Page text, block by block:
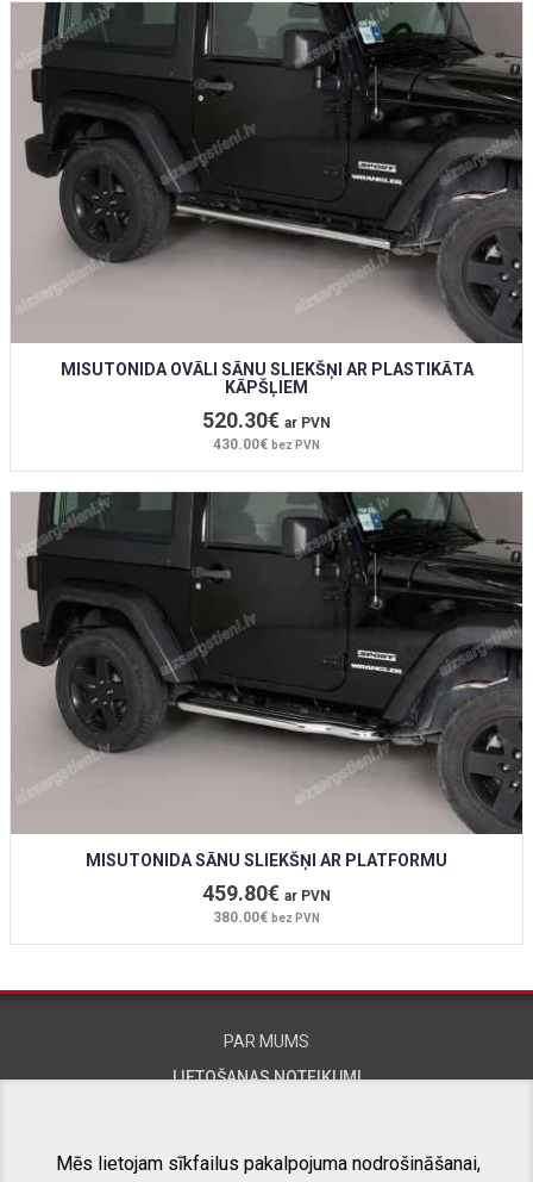
MISUTONIDA OVĀLI SĀNU SLIEKŠŅI AR PLASTIKĀTA
KĀPŠĻIEM
520.30€ ar PVN
430.00€ bez PVN
MISUTONIDA SĀNU SLIEKŠŅI AR PLATFORMU
459.80€ ar PVN
380.00€ bez PVN
PAR MUMS
LIETOŠANAS NOTEIKUMI
Mēs lietojam sīkfailus pakalpojuma nodrošināšanai,